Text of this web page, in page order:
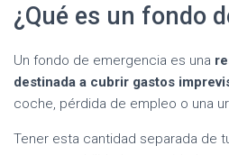
¿Qué es un fondo
Un fondo de emergencia es una
destinada a cubrir gastos
coche, pérdida de empleo o una
Tener esta cantidad separada de